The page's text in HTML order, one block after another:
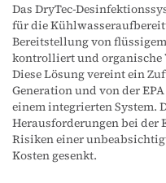
Das DryTec-
für die
Bereitstellung von
kontrolliert und
Diese Lösung vereint ein
Generation und von der
einem integrierten System.
Herausforderungen bei
Risiken einer
Kosten gesenkt.